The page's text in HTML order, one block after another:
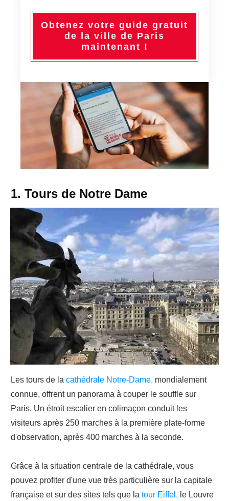
Obtenez votre guide gratuit
de la ville de Paris
maintenant !
1. Tours de Notre Dame
Les tours de la cathédrale Notre-Dame, mondialement
connue, offrent un panorama à couper le souffle sur
Paris. Un étroit escalier en colimaçon conduit les
visiteurs après 250 marches à la première plate-forme
d'observation, après 400 marches à la seconde.
Grâce à la situation centrale de la cathédrale, vous
pouvez profiter d'une vue très particulière sur la capitale
française et sur des sites tels que la tour Eiffel, le Louvre